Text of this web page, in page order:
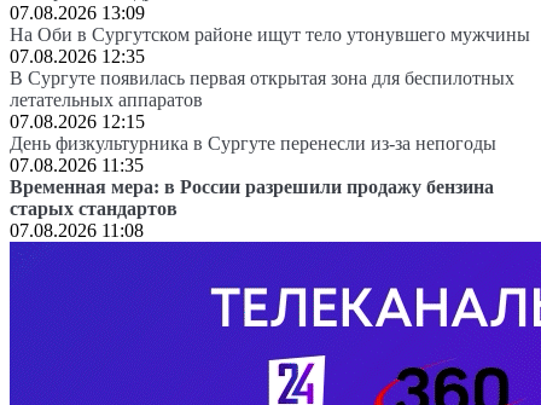
07.08.2026 13:09
На Оби в Сургутском районе ищут тело утонувшего мужчины
07.08.2026 12:35
В Сургуте появилась первая открытая зона для беспилотных
летательных аппаратов
07.08.2026 12:15
День физкультурника в Сургуте перенесли из-за непогоды
07.08.2026 11:35
Временная мера: в России разрешили продажу бензина
старых стандартов
07.08.2026 11:08